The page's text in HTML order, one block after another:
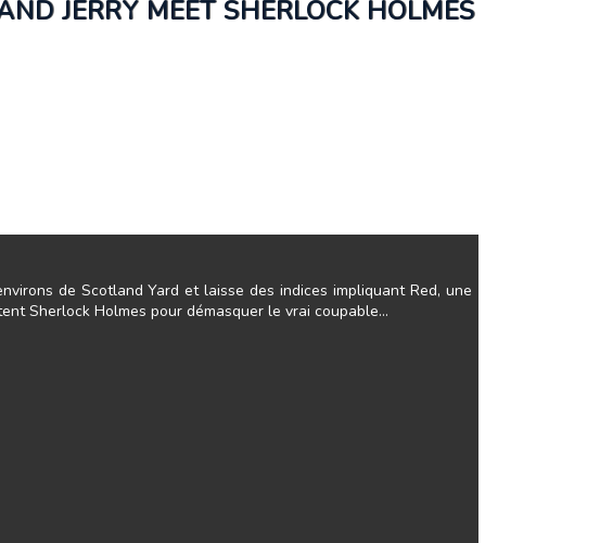
JERRY MEET SHERLOCK HOLMES
de Scotland Yard et laisse des indices impliquant Red, une
Sherlock Holmes pour démasquer le vrai coupable…